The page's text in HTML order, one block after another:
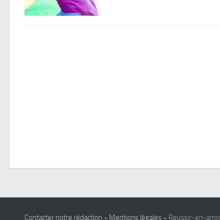
Contacter notre rédaction + Mentions légales + Reussir-en-